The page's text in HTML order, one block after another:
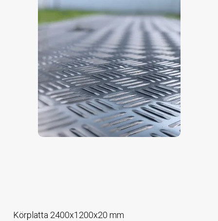
Körplatta 2400x1200x20 mm